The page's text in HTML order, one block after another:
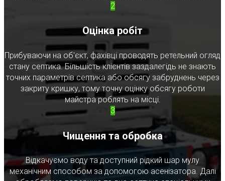
2
Оцінка робіт
Прибуваючи на об'єкт, фахівці проводять ретельний огляд
стану септика. Більшість клієнтів заздалегідь не знають
точних параметрів септика або обсягу забруднень через
закриту кришку, тому точну оцінку обсягу роботи
майстра роблять на місці.
3
Чищення та обробка
Відкачуємо воду та доступний рідкий шар мулу
механічним способом за допомогою асенізатора. Далі